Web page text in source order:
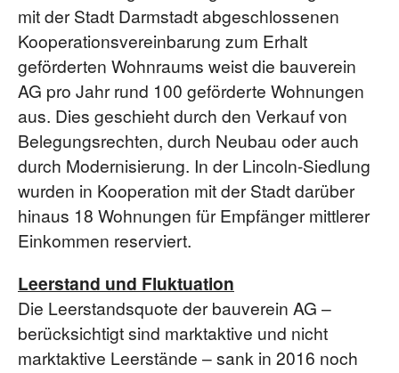
mit der Stadt Darmstadt abgeschlossenen
Kooperationsvereinbarung zum Erhalt
geförderten Wohnraums weist die bauverein
AG pro Jahr rund 100 geförderte Wohnungen
aus. Dies geschieht durch den Verkauf von
Belegungsrechten, durch Neubau oder auch
durch Modernisierung. In der Lincoln-Siedlung
wurden in Kooperation mit der Stadt darüber
hinaus 18 Wohnungen für Empfänger mittlerer
Einkommen reserviert.
Leerstand und Fluktuation
Die Leerstandsquote der bauverein AG –
berücksichtigt sind marktaktive und nicht
marktaktive Leerstände – sank in 2016 noch